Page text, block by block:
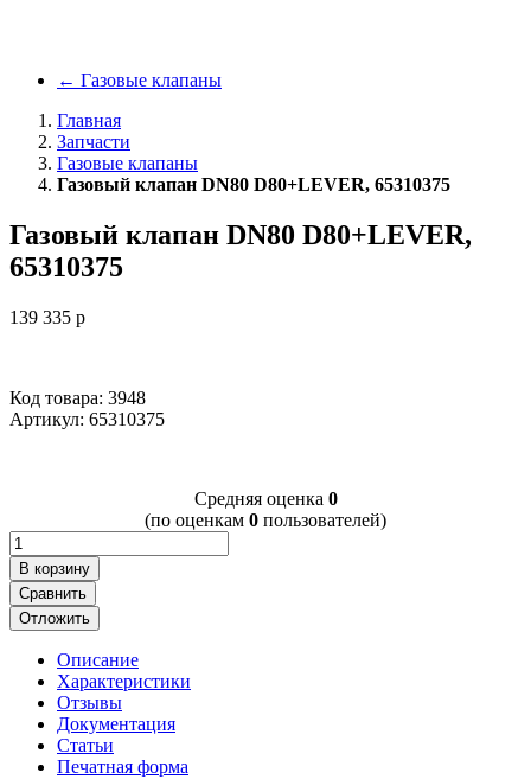
← Газовые клапаны
Главная
Запчасти
Газовые клапаны
Газовый клапан DN80 D80+LEVER, 65310375
Газовый клапан DN80 D80+LEVER,
65310375
139 335 p
Код товара: 3948
Артикул: 65310375
Cредняя оценка 0
(по оценкам 0 пользователей)
В корзину
Сравнить
Отложить
Описание
Характеристики
Отзывы
Документация
Статьи
Печатная форма